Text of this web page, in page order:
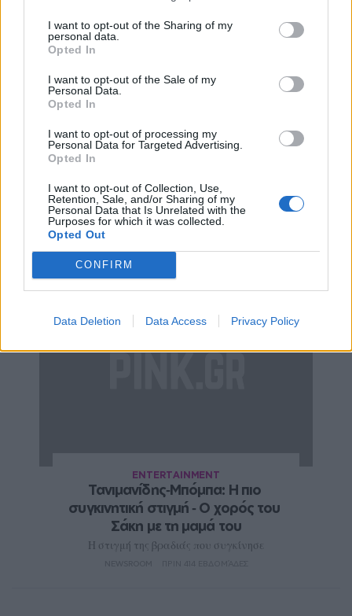
I want to opt-out of the Sharing of my
personal data.
Opted In
I want to opt-out of the Sale of my
Personal Data.
Opted In
I want to opt-out of processing my
Personal Data for Targeted Advertising.
Opted In
I want to opt-out of Collection, Use,
Retention, Sale, and/or Sharing of my
Personal Data that Is Unrelated with the
Purposes for which it was collected.
Opted Out
CONFIRM
Data Deletion Data Access Privacy Policy
ΠΡΙΝ 414 ΕΒΔΟΜΆΔΕΣ
Μπόμπα
NEWSROOM
ENTERTAINMENT
ΠΡΙΝ 414 ΕΒΔΟΜΆΔΕΣ
τον παραμυθένιο γάμο η
λαμπερή δεξίωση ‑ Ο χορός
του ζευγαριού
Δείτε φωτογραφίες και video από τη
ENTERTAINMENT
Τανιμανίδης‑Μπόμπα: Η πιο
συγκινητική στιγμή ‑ Ο χορός του
Σάκη με τη μαμά του
Η στιγμή της βραδιάς που συγκίνησε